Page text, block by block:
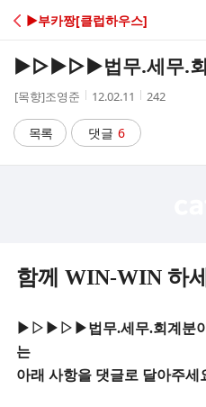
C
A
▶부카짱[클럽하우스]
▶▷▶▷▶법무.세무.회
작
자
[목향]조영준
작
시
간
12.02.11
조
242
목록 댓글 6
함께 WIN-WIN 하
▶▷▶▷▶법무.세무.회계분야
는
아래 사항을 댓글로 달아주